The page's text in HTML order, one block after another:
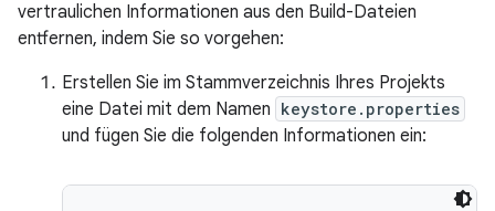
vertraulichen Informationen aus den Build-Dateien
entfernen, indem Sie so vorgehen:
Erstellen Sie im Stammverzeichnis Ihres Projekts
eine Datei mit dem Namen keystore.properties
und fügen Sie die folgenden Informationen ein: